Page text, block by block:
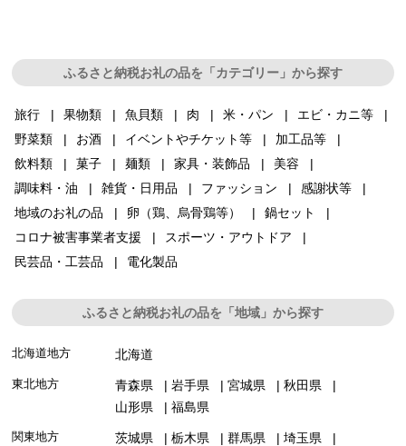
ふるさと納税お礼の品を「カテゴリー」から探す
旅行 果物類 魚貝類 肉 米・パン
エビ・カニ等
野菜類
お酒 イベントやチケット等
加工品等
飲料類
菓子 麺類 家具・装飾品
美容
調味料・油
雑貨・日用品 ファッション
感謝状等
地域のお礼の品
卵（鶏、烏骨鶏等）
鍋セット
コロナ被害事業者支援
スポーツ・アウトドア
民芸品・工芸品
電化製品
ふるさと納税お礼の品を「地域」から探す
北海道地方 北海道
東北地方 青森県 岩手県 宮城県
秋田県
山形県
福島県
関東地方 茨城県 栃木県 群馬県
埼玉県